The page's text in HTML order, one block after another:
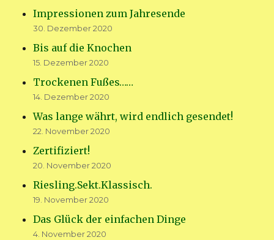
Impressionen zum Jahresende
30. Dezember 2020
Bis auf die Knochen
15. Dezember 2020
Trockenen Fußes……
14. Dezember 2020
Was lange währt, wird endlich gesendet!
22. November 2020
Zertifiziert!
20. November 2020
Riesling.Sekt.Klassisch.
19. November 2020
Das Glück der einfachen Dinge
4. November 2020